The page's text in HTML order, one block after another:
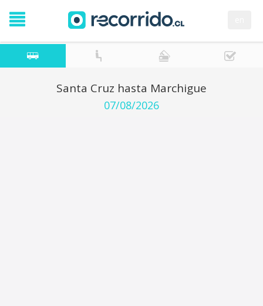
Santa Cruz hasta Marchigue
07/08/2026